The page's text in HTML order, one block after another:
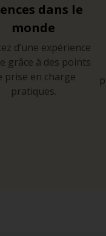
dans le
monde
d’une expérience
grâce à des points
prise en charge
pratiques.